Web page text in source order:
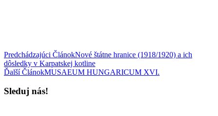
Predchádzajúci ČlánokNové štátne hranice (1918/1920) a ich
dôsledky v Karpatskej kotline
Ďalší ČlánokMUSAEUM HUNGARICUM XVI.
Sleduj nás!